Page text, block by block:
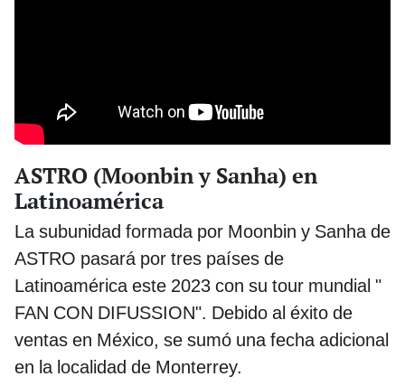
ASTRO (Moonbin y Sanha) en
Latinoamérica
La subunidad formada por Moonbin y Sanha de
ASTRO pasará por tres países de
Latinoamérica este 2023 con su tour mundial "
FAN CON DIFUSSION". Debido al éxito de
ventas en México, se sumó una fecha adicional
en la localidad de Monterrey.